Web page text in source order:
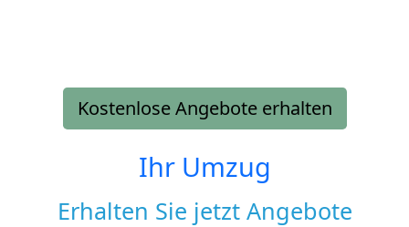
Kostenlose Angebote erhalten
Ihr Umzug
Erhalten Sie jetzt Angebote